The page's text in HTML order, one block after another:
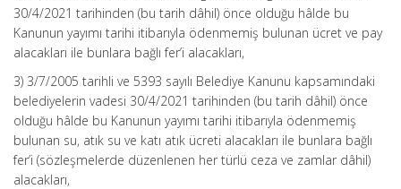
30/4/2021 tarihinden (bu tarih dâhil) önce olduğu hâlde bu
Kanunun yayımı tarihi itibarıyla ödenmemiş bulunan ücret ve pay
alacakları ile bunlara bağlı fer’i alacakları,
3) 3/7/2005 tarihli ve 5393 sayılı Belediye Kanunu kapsamındaki
belediyelerin vadesi 30/4/2021 tarihinden (bu tarih dâhil) önce
olduğu hâlde bu Kanunun yayımı tarihi itibarıyla ödenmemiş
bulunan su, atık su ve katı atık ücreti alacakları ile bunlara bağlı
fer’i (sözleşmelerde düzenlenen her türlü ceza ve zamlar dâhil)
alacakları,